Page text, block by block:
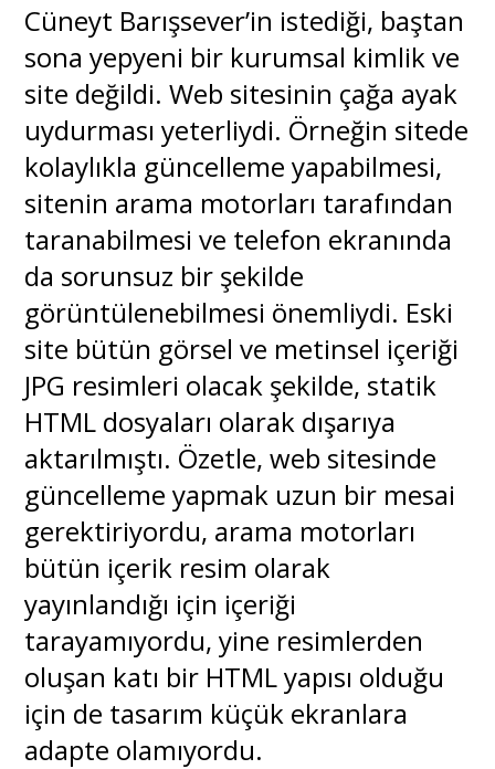
Cüneyt Barışsever’in istediği, baştan
sona yepyeni bir kurumsal kimlik ve
site değildi. Web sitesinin çağa ayak
uydurması yeterliydi. Örneğin sitede
kolaylıkla güncelleme yapabilmesi,
sitenin arama motorları tarafından
taranabilmesi ve telefon ekranında
da sorunsuz bir şekilde
görüntülenebilmesi önemliydi. Eski
site bütün görsel ve metinsel içeriği
JPG resimleri olacak şekilde, statik
HTML dosyaları olarak dışarıya
aktarılmıştı. Özetle, web sitesinde
güncelleme yapmak uzun bir mesai
gerektiriyordu, arama motorları
bütün içerik resim olarak
yayınlandığı için içeriği
tarayamıyordu, yine resimlerden
oluşan katı bir HTML yapısı olduğu
için de tasarım küçük ekranlara
adapte olamıyordu.